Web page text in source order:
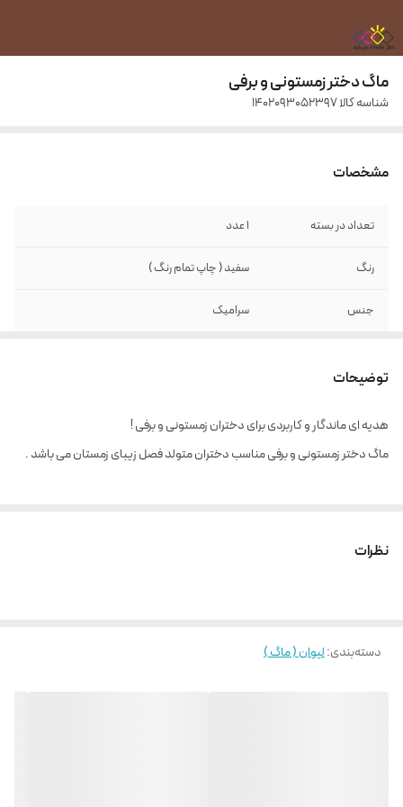
ماگ دختر زمستونی و برفی
شناسه کالا1402093052397
مشخصات
تعداد در بسته 1 عدد
رنگ سفید ( چاپ تمام رنگ )
جنس سرامیک
توضیحات
هدیه ای ماندگار و کاربردی برای دختران زمستونی و برفی !
ماگ دختر زمستونی و برفی مناسب دختران متولد فصل زیبای زمستان می باشد .
نظرات
دسته‌بندی:لیوان ( ماگ )